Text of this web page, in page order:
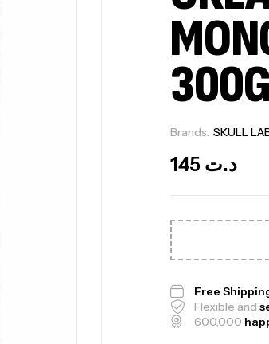
Brands: SKULL
د.ت
Free
Flexible and
600,000